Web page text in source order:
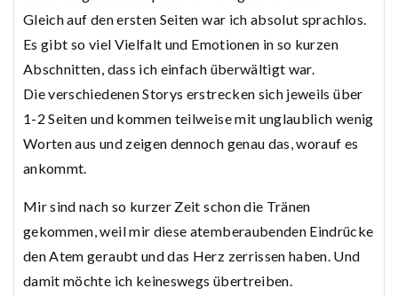
Gleich auf den ersten Seiten war ich absolut sprachlos.
Es gibt so viel Vielfalt und Emotionen in so kurzen
Abschnitten, dass ich einfach überwältigt war.
Die verschiedenen Storys erstrecken sich jeweils über
1-2 Seiten und kommen teilweise mit unglaublich wenig
Worten aus und zeigen dennoch genau das, worauf es
ankommt.
Mir sind nach so kurzer Zeit schon die Tränen
gekommen, weil mir diese atemberaubenden Eindrücke
den Atem geraubt und das Herz zerrissen haben. Und
damit möchte ich keineswegs übertreiben.